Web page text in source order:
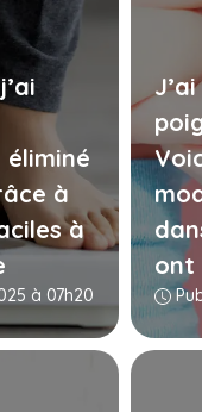
à
à
à 07h20
ont